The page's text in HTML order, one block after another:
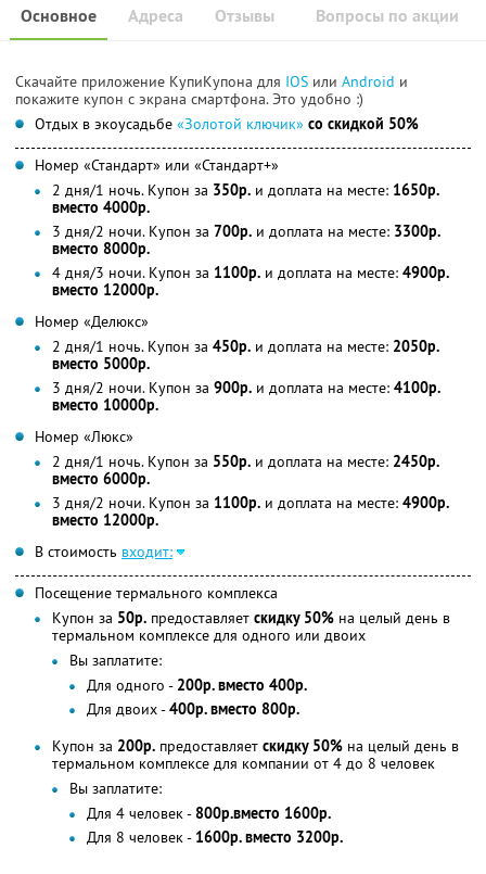
Основное Отзывы Вопросы по акции
Адреса
Скачайте приложение КупиКупона для IOS или Android и
покажите купон с экрана смартфона. Это удобно :)
Отдых в экоусадьбе «Золотой ключик» со скидкой 50%
Номер «Стандарт» или «Стандарт+»
2 дня/1 ночь. Купон за 350р. и доплата на месте: 1650р.
вместо 4000р.
3 дня/2 ночи. Купон за 700р. и доплата на месте: 3300р.
вместо 8000р.
4 дня/3 ночи. Купон за 1100р. и доплата на месте: 4900р.
вместо 12000р.
Номер «Делюкс»
2 дня/1 ночь. Купон за 450р. и доплата на месте: 2050р.
вместо 5000р.
3 дня/2 ночи. Купон за 900р. и доплата на месте: 4100р.
вместо 10000р.
Номер «Люкс»
2 дня/1 ночь. Купон за 550р. и доплата на месте: 2450р.
вместо 6000р.
3 дня/2 ночи. Купон за 1100р. и доплата на месте: 4900р.
вместо 12000р.
В стоимость входит:
Посещение термального комплекса
Купон за 50р. предоставляет скидку 50% на целый день в
термальном комплексе для одного или двоих
Вы заплатите:
Для одного - 200р. вместо 400р.
Для двоих -400р. вместо 800р.
Купон за 200р. предоставляет скидку 50% на целый день в
термальном комплексе для компании от 4 до 8 человек
Вы заплатите:
Для 4 человек - 800р.вместо 1600р.
Для 8 человек - 1600р. вместо 3200р.